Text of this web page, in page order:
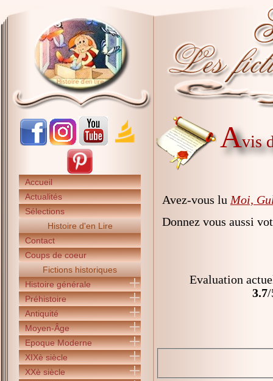
Accueil
Actualités
Sélections
Histoire d'en Lire
Contact
Coups de coeur
Fictions historiques
Histoire générale
Préhistoire
Antiquité
Moyen-Âge
Epoque Moderne
XIXè siècle
XXè siècle
Avis
Avez-vous lu Moi,
Donnez vous aussi
Evaluation
3.7/